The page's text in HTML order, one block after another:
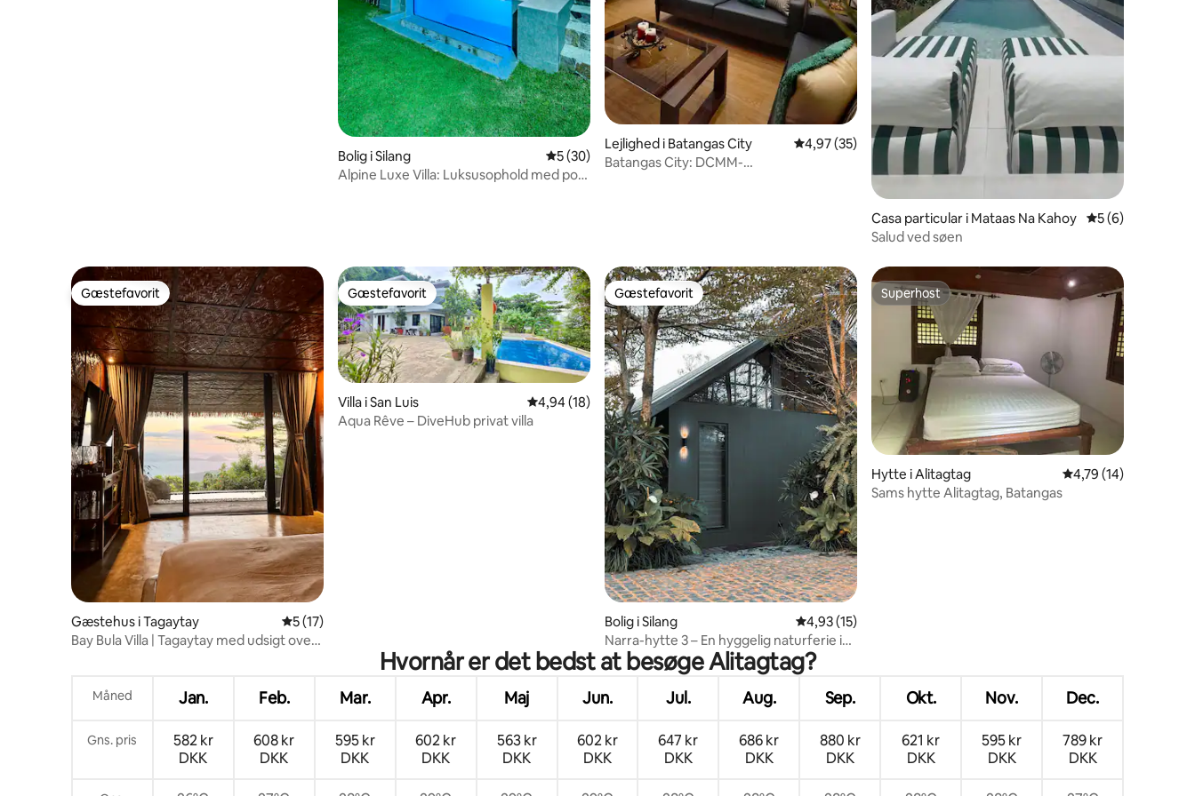
Bolig i Silang 5 ud af 5 i gennemsnitlig bedømmelse, 30 omtaler
5 (30)
Alpine Luxe Villa: Luksusophold med pool
Lejlighed i Batangas City 4,97 ud af 5 i gennemsnitlig bedømmelse, 35 omtaler
4,97 (35)
Batangas City: DCMM-
Casa particular i Mataas Na Kahoy 5 ud af 5 i
5 (6)
Salud ved søen
Gæstefavorit
Gæstefavorit
Gæstehus i Tagaytay 5 ud af 5 i gennemsnitlig bedømmelse, 17 omtaler
5 (17)
Bay Bula Villa | Tagaytay med udsigt over
Gæstefavorit
Gæstefavorit
Villa i San Luis 4,94 ud af 5 i gennemsnitlig bedømmelse, 18 omtaler
4,94 (18)
Aqua Rêve – DiveHub privat villa
Gæstefavorit
Gæstefavorit
Bolig i Silang 4,93 ud af 5 i gennemsnitlig bedømmelse, 15 omtaler
4,93 (15)
Narra-hytte 3 – En hyggelig naturferie i
nærheden af Tagaytay
Superhost
Superhost
Hytte i Alitagtag 4,79 ud af 5 i
4,79 (14)
Sams hytte Alitagtag, Batangas
Hvornår er det bedst at besøge Alitagtag?
Måned Jan. Feb. Mar. Apr. Maj Jun. Jul. Aug. Sep. Okt. Nov. Dec.
Gns. pris
582 kr
DKK
608 kr
DKK
595 kr
DKK
602 kr
DKK
563 kr
DKK
602 kr
DKK
647 kr
DKK
686 kr
DKK
880 kr
DKK
621 kr
DKK
595 kr
DKK
789 kr
DKK